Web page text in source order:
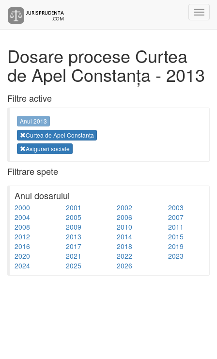
Dosare procese Curtea
de Apel Constanța - 2013
Filtre active
Anul 2013
Curtea de Apel Constanța
Asigurari sociale
Filtrare spete
Anul dosarului
2000 2001 2002
2003
2004
2005 2006
2007
2008
2009 2010
2011
2012
2013 2014
2015
2016
2017 2018
2019
2020
2021 2022
2023
2024
2025 2026